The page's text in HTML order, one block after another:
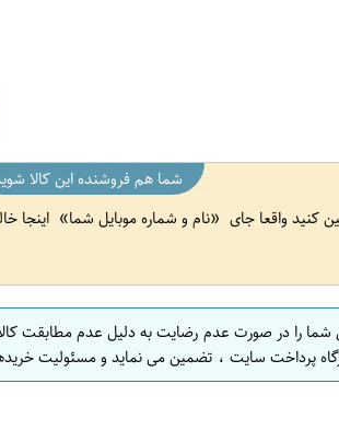
شما هم فروشنده این کالا
کنید واقعا جای
نام و شماره موبایل شما اینجا
شما را در صورت عدم رضایت به دلیل عدم مطابقت
پرداخت سایت ، تضمین می نماید و مسئولیت